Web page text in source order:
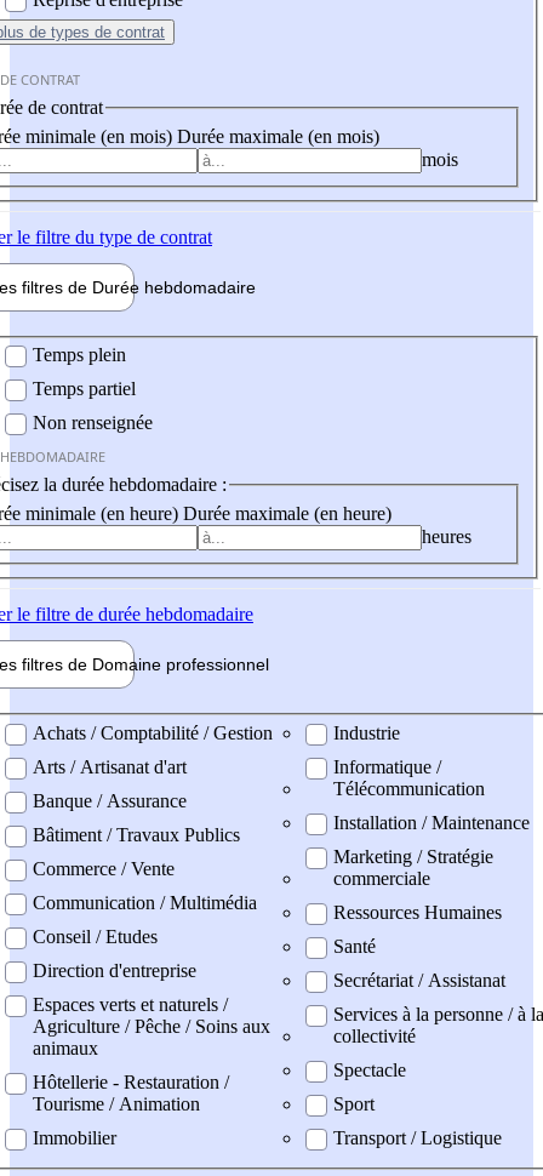
de types de contrat
CONTRAT
de contrat
minimale (en mois) Durée maximale (en mois)
mois
le filtre du type de contrat
filtres de Durée hebdomadaire
Temps plein
Temps partiel
Non renseignée
la durée hebdomadaire :
minimale (en heure) Durée maximale (en heure)
heures
le filtre de durée hebdomadaire
filtres de Domaine professionnel
professionel
Achats / Comptabilité / Gestion
Arts / Artisanat d'art
Banque / Assurance
Bâtiment / Travaux Publics
Commerce / Vente
Communication / Multimédia
Conseil / Etudes
Direction d'entreprise
Espaces verts et naturels /
Agriculture / Pêche / Soins aux
animaux
Hôtellerie - Restauration /
Tourisme / Animation
Immobilier
Industrie
Informatique /
Télécommunication
Installation / Maintenance
Marketing / Stratégie
commerciale
Ressources Humaines
Santé
Secrétariat / Assistanat
Services à la personne / à la
collectivité
Spectacle
Sport
Transport / Logistique